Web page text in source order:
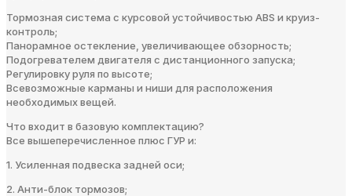
Тормозная система с курсовой устойчивостью ABS и круиз-
контроль;
Панорамное остекление, увеличивающее обзорность;
Подогревателем двигателя с дистанционного запуска;
Регулировку руля по высоте;
Всевозможные карманы и ниши для расположения
необходимых вещей.
Что входит в базовую комплектацию?
Все вышеперечисленное плюс ГУР и:
1. Усиленная подвеска задней оси;
2. Анти-блок тормозов;